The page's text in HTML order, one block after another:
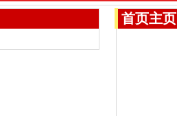
首页主页